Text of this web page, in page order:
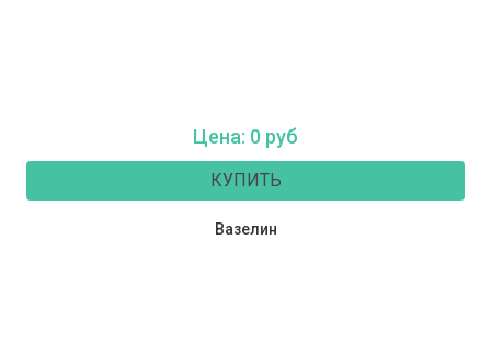
Цена: 0 руб
КУПИТЬ
Вазелин